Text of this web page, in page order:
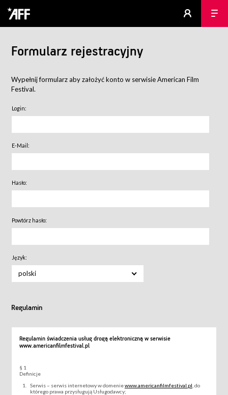
Formularz rejestracyjny
Wypełnij formularz aby założyć konto w serwisie American Film
Festival.
Login:
E-Mail:
Hasło:
Powtórz hasło:
Język:
polski
Regulamin
Regulamin świadczenia usług drogą elektroniczną w serwisie
www.americanfilmfestival.pl
§ 1
Definicje
Serwis – serwis internetowy w domeniewww.americanfilmfestival.pl , do
którego prawa przysługują Usługodawcy;